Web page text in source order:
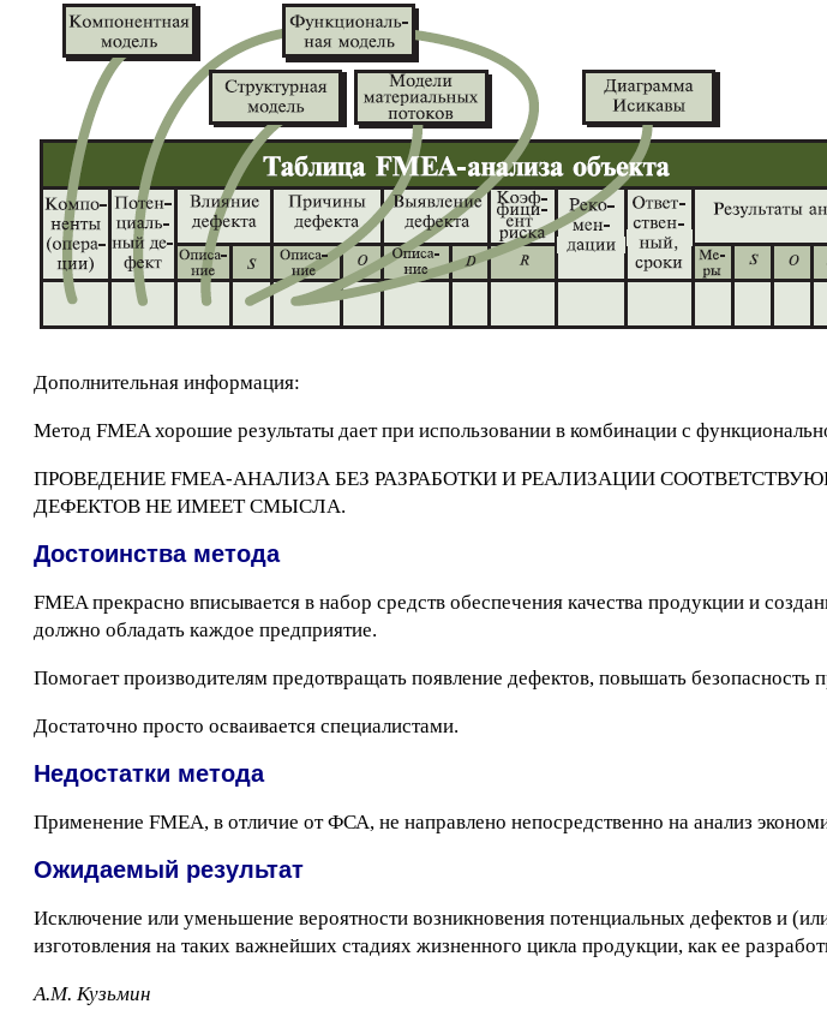
Дополнительная информация:
Метод FMEA хорошие результаты дает при использовании в комбинации с
ПРОВЕДЕНИЕ FMEA-АНАЛИЗА БЕЗ РАЗРАБОТКИ И РЕАЛИЗАЦИИ
ДЕФЕКТОВ НЕ ИМЕЕТ СМЫСЛА.
Достоинства метода
FMEA прекрасно вписывается в набор средств обеспечения качества продукции и
должно обладать каждое предприятие.
Помогает производителям предотвращать появление дефектов, повышать безопасность
Достаточно просто осваивается специалистами.
Недостатки метода
Применение FMEA, в отличие от ФСА, не направлено непосредственно на анализ
Ожидаемый результат
Исключение или уменьшение вероятности возникновения потенциальных дефектов и
изготовления на таких важнейших стадиях жизненного цикла продукции, как ее
А.М. Кузьмин